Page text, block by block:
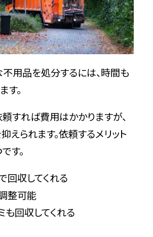
用品を処分するには、時間も
す。
すれば費用はかかりますが、
えられます。依頼するメリット
す。
回収してくれる
整可能
も回収してくれる